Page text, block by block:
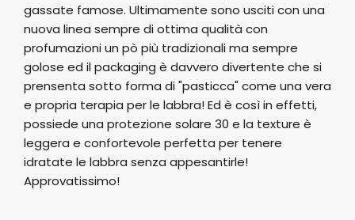
gassate famose. Ultimamente sono usciti con una
nuova linea sempre di ottima qualità con
profumazioni un pò più tradizionali ma sempre
golose ed il packaging è davvero divertente che si
prensenta sotto forma di "pasticca" come una vera
e propria terapia per le labbra! Ed è così in effetti,
possiede una protezione solare 30 e la texture è
leggera e confortevole perfetta per tenere
idratate le labbra senza appesantirle!
Approvatissimo!